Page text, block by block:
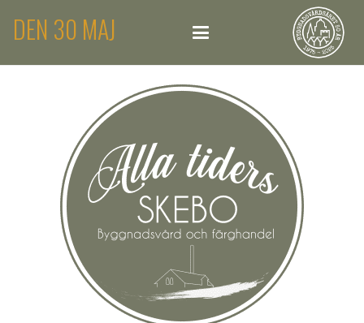
DEN 30 MAJ